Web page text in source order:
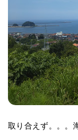
取り合えず。。。